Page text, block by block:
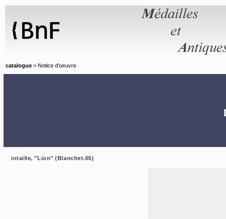
catalogue > Notice d'oeuvre
intaille, "Lion" (Blanchet.65)